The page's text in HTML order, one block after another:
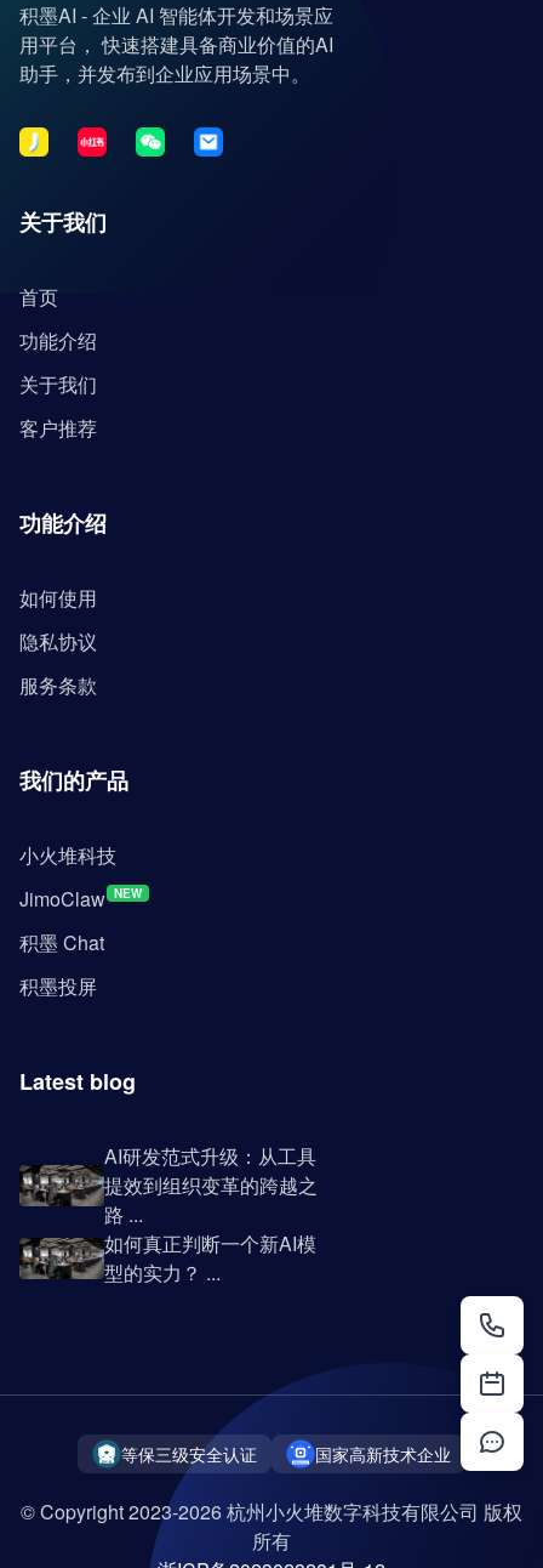
积墨AI - 企业 AI 智能体开发和场景应
用平台， 快速搭建具备商业价值的AI
助手，并发布到企业应用场景中。
关于我们
首页
功能介绍
关于我们
客户推荐
功能介绍
如何使用
隐私协议
服务条款
我们的产品
小火堆科技
JimoClaw NEW
积墨 Chat
积墨投屏
Latest blog
AI研发范式升级：从工具
提效到组织变革的跨越之
路 ...
如何真正判断一个新AI模
型的实力？ ...
等保三级安全认证 国家高新技术企业
© Copyright 2023-2026 杭州小火堆数字科技有限公司 版权
所有